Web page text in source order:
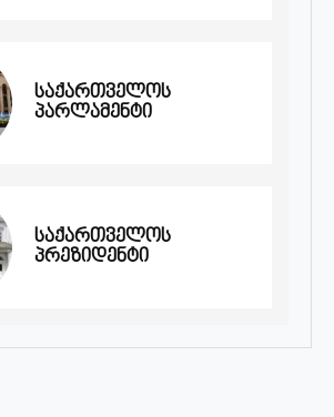
საქართველოს
პარლამენტი
საქართველოს
პრეზიდენტი